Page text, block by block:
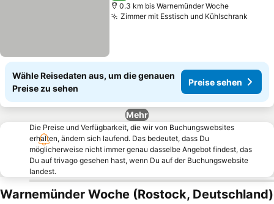
0.3 km bis Warnemünder Woche
Zimmer mit Esstisch und Kühlschrank
Wähle Reisedaten aus, um die genauen
Preise zu sehen
Preise sehen
Mehr
Die Preise und Verfügbarkeit, die wir von Buchungswebsites
erhalten, ändern sich laufend. Das bedeutet, dass Du
möglicherweise nicht immer genau dasselbe Angebot findest, das
Du auf trivago gesehen hast, wenn Du auf der Buchungswebsite
landest.
Warnemünder Woche (Rostock, Deutschland)